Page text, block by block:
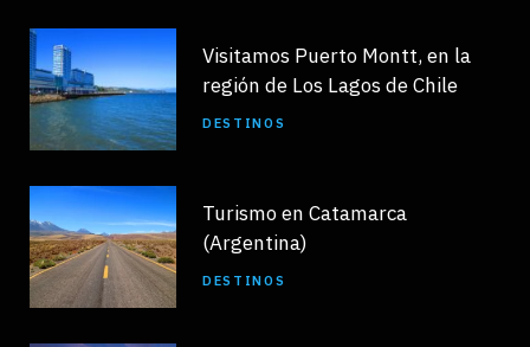
Visitamos Puerto Montt, en la
región de Los Lagos de Chile
DESTINOS
Turismo en Catamarca
(Argentina)
DESTINOS